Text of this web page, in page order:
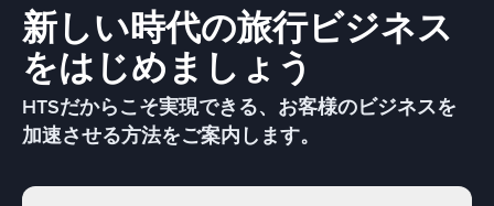
新しい時代の旅行ビジネス
をはじめましょう
HTSだからこそ実現できる、お客様のビジネスを
加速させる方法をご案内します。